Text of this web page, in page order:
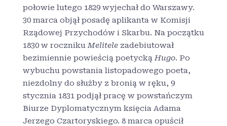
połowie lutego 1829 wyjechał do Warszawy.
30 marca objął posadę aplikanta w Komisji
Rządowej Przychodów i Skarbu. Na początku
1830 w rocznikuMelitelezadebiutował
bezimiennie powieścią poetyckąHugo. Po
wybuchu powstania listopadowego poeta,
niezdolny do służby z bronią w ręku, 9
stycznia 1831 podjął pracę w powstańczym
Biurze Dyplomatycznym księcia Adama
Jerzego Czartoryskiego. 8 marca opuścił